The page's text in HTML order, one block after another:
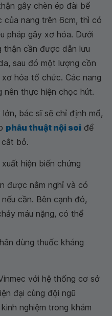
gây chèn ép đài bể
của nang trên 6cm, thì có
pháp gây xơ hóa. Dưới
thận cần được dẫn lưu
sau đó một lượng cồn
hóa tổ chức. Các nang
nên thực hiện chọc hút.
bác sĩ sẽ chỉ định mổ,
phẫu thuật nội soi để
bỏ.
hiện biến chứng
được nằm nghỉ và có
cần. Bên cạnh đó,
máu nặng, có thể
dùng thuốc kháng
với hệ thống cơ sở
đại cùng đội ngũ
nghiệm trong khám